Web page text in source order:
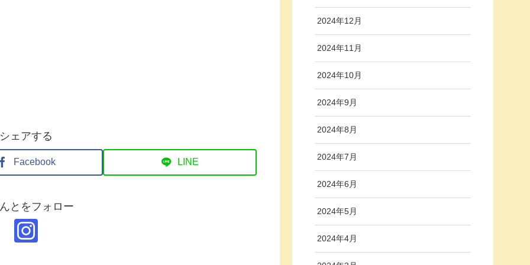
シェアする
Facebook LINE
とをフォロー
2024年12月
2024年11月
2024年10月
2024年9月
2024年8月
2024年7月
2024年6月
2024年5月
2024年4月